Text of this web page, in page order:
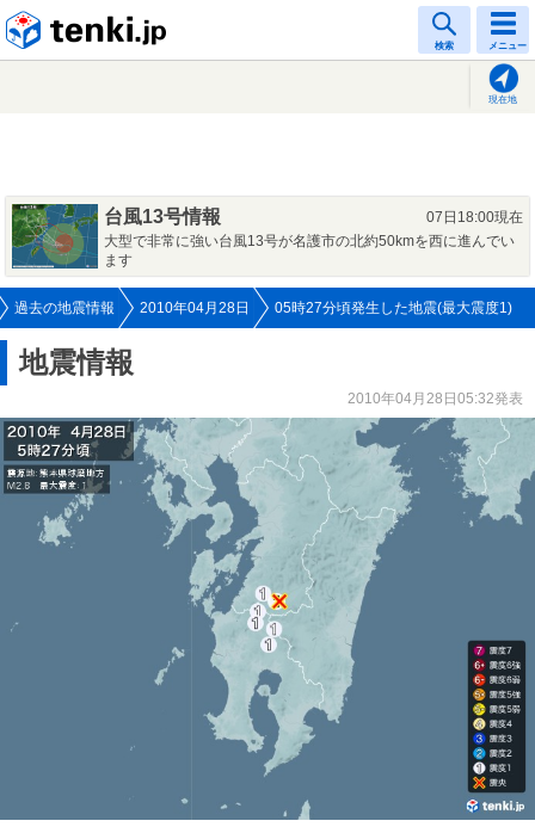
検索 メニュー
現在地
台風13号情報
07日18:00現在
大型で非常に強い台風13号が名護市の北約50kmを西に進んでい
ます
過去の地震情報 2010年04月28日 05時27分頃発生した地震(最大震度1)
地震情報
2010年04月28日05:32発表